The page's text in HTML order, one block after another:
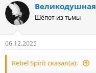
к
ц
и
Великодушная
Шёпот из тьмы
06.12.2025
Rebel Spirit сказал(а):